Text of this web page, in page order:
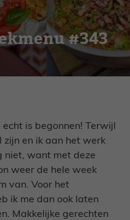
#343
echt is begonnen! Terwijl
zijn en ik aan het werk
niet, want met deze
weer de hele week
van. Voor het
ik me dan ook laten
Makkelijke gerechten